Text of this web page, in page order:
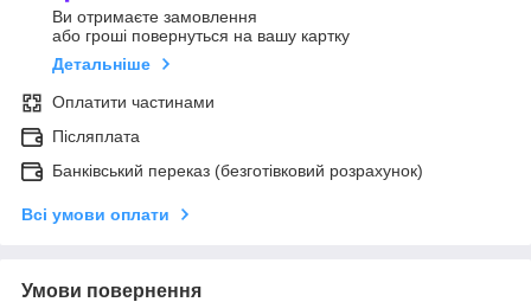
Ви отримаєте замовлення
або гроші повернуться на вашу картку
Детальніше
Оплатити частинами
Післяплата
Банківський переказ (безготівковий розрахунок)
Всі умови оплати
Умови повернення